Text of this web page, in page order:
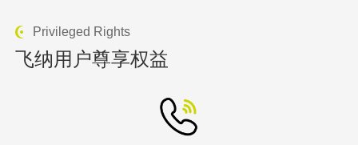
Privileged Rights
飞纳用户尊享权益